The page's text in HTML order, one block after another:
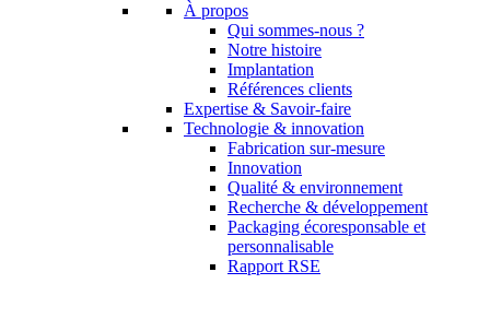
À propos
Qui sommes-nous ?
Notre histoire
Implantation
Références clients
Expertise & Savoir-faire
Technologie & innovation
Fabrication sur-mesure
Innovation
Qualité & environnement
Recherche & développement
Packaging écoresponsable et
personnalisable
Rapport RSE